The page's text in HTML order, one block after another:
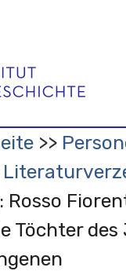
Rosso
Töchter des